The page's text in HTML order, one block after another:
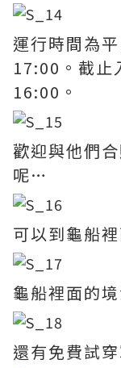
運行時間為
17:00。截止
16:00。
歡迎與他們
呢…
可以到龜船
龜船裡面的
還有免費試